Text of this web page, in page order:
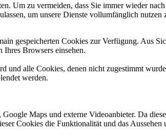
Um zu vermeiden, dass Sie immer wieder
um unsere Dienste vollumfänglich
gespeicherten Cookies zur Verfügung. Aus
Ihres Browsers einsehen.
und alle Cookies, denen nicht zugestimmt
werden.
Maps und externe Videoanbieter. Da
Cookies die Funktionalität und das